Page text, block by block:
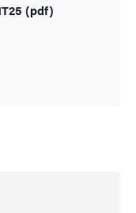
(pdf)